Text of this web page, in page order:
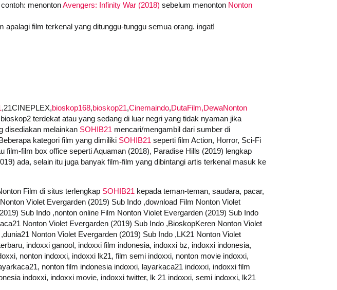
menontonAvengers: Infinity War (2018) sebelum menonton Nonton
film terkenal yang ditunggu-tunggu semua orang. ingat!
,21CINEPLEX,bioskop168,bioskop21,Cinemaindo,DutaFilm,DewaNonton
terdekat atau yang sedang di luar negri yang tidak nyaman jika
disediakan melainkan SOHIB21 mencari/mengambil dari sumber di
kategori film yang dimiliki SOHIB21 seperti film Action, Horror, Sci-Fi
film-film box office seperti Aquaman (2018), Paradise Hills (2019) lengkap
ada, selain itu juga banyak film-film yang dibintangi artis terkenal masuk ke
Film di situs terlengkap SOHIB21 kepada teman-teman, saudara, pacar,
Violet Evergarden (2019) Sub Indo ,download Film Nonton Violet
Sub Indo ,nonton online Film Nonton Violet Evergarden (2019) Sub Indo
Nonton Violet Evergarden (2019) Sub Indo ,BioskopKeren Nonton Violet
Nonton Violet Evergarden (2019) Sub Indo ,LK21 Nonton Violet
indoxxi ganool, indoxxi film indonesia, indoxxi bz, indoxxi indonesia,
nonton indoxxi, indoxxi lk21, film semi indoxxi, nonton movie indoxxi,
nonton film indonesia indoxxi, layarkaca21 indoxxi, indoxxi film
indoxxi, indoxxi movie, indoxxi twitter, lk 21 indoxxi, semi indoxxi, lk21